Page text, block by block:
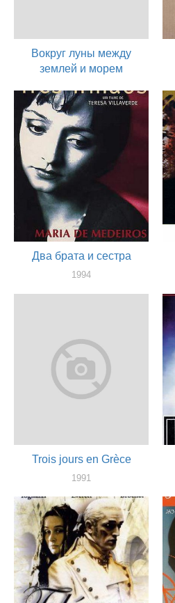
Вокруг луны между
землей и морем
актер
Два брата и сестра
1994
Trois jours en Grèce
1991